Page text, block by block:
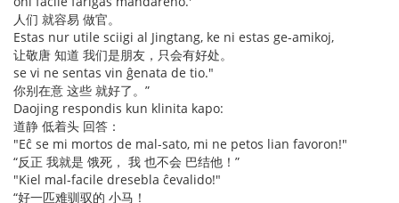
人们 就容易 做官。
Estas nur utile sciigi al Jingtang, ke ni estas ge-amikoj,
让敬唐 知道 我们是朋友，只会有好处。
se vi ne sentas vin ĝenata de tio."
你别在意 这些 就好了。”
Daojing respondis kun klinita kapo:
道静 低着头 回答：
"Eĉ se mi mortos de mal-sato, mi ne petos lian favoron!"
“反正 我就是 饿死， 我 也不会 巴结他！”
"Kiel mal-facile dresebla ĉevalido!"
“好一匹难驯驭的 小马！